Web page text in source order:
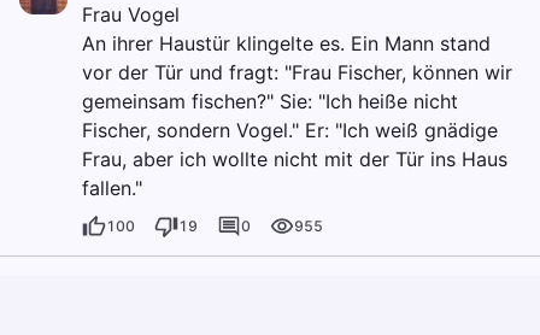
Frau Vogel
An ihrer Haustür klingelte es. Ein Mann stand
vor der Tür und fragt: "Frau Fischer, können wir
gemeinsam fischen?" Sie: "Ich heiße nicht
Fischer, sondern Vogel." Er: "Ich weiß gnädige
Frau, aber ich wollte nicht mit der Tür ins Haus
fallen."
100 19 0 955